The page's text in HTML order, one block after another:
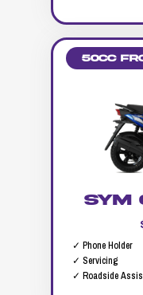
50cc
SYM
✓ Phone Holder
✓ Servicing
✓ Roadside